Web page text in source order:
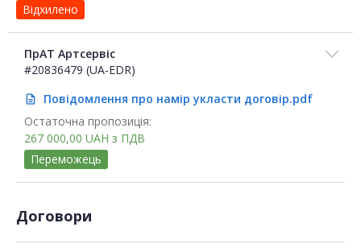
Відхилено
ПрАТ Артсервіс
#20836479 (UA-EDR)
description
Повідомлення про намір укласти договір.pdf
Остаточна пропозиція:
267 000,00 UAH з ПДВ
Переможець
Договори